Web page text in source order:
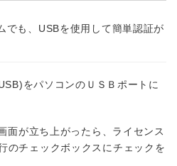
でも、USBを使用して簡単認証が
をパソコンのＵＳＢポートに
面が立ち上がったら、ライセンス
のチェックボックスにチェックを